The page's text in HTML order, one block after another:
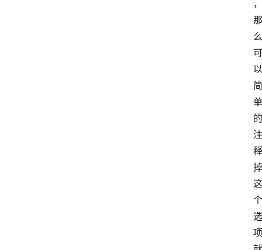
，
那
么
可
以
简
单
的
注
释
掉
这
个
选
项